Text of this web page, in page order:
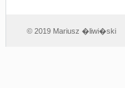
© 2019 Mariusz �liwi�ski